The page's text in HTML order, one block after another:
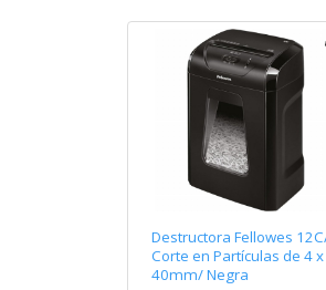
Destructora Fellowes
Corte en Partículas de 4 x
40mm/ Negra